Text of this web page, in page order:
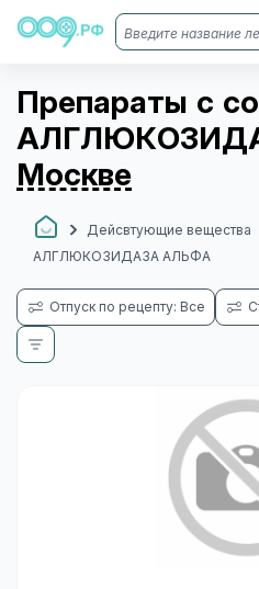
Препараты с
Москве
Дейсвтующие вещества
АЛГЛЮКОЗИДАЗА АЛЬФА
Отпуск по рецепту: Все